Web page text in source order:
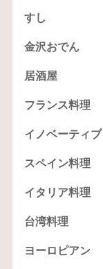
すし
金沢おでん
居酒屋
フランス料理
イノベーティブ
スペイン料理
イタリア料理
台湾料理
ヨーロピアン